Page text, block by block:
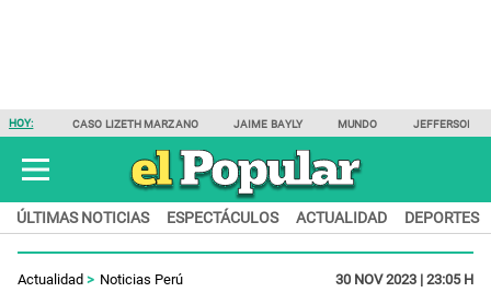
HOY: CASO LIZETH MARZANO JAIME BAYLY MUNDO JEFFERSON
ÚLTIMAS NOTICIAS ESPECTÁCULOS ACTUALIDAD DEPORTES
Actualidad Noticias Perú 30 NOV 2023 | 23:05 H